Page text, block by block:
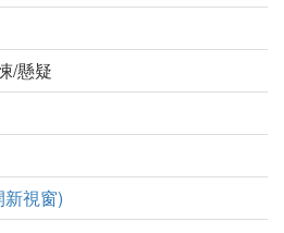
/懸疑
新視窗)